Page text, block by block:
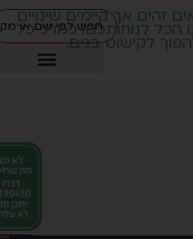
אך קיימים שינויים
לנוחותכם! כמו"כ כל
לקישוט בנים.